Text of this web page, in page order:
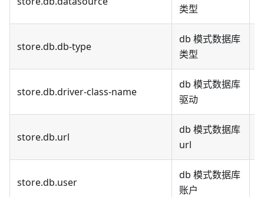
类型
store.db.db-type
db 模式数据库
类型
store.db.driver-class-name
db 模式数据库
驱动
store.db.url
db 模式数据库
url
store.db.user
db 模式数据库
账户